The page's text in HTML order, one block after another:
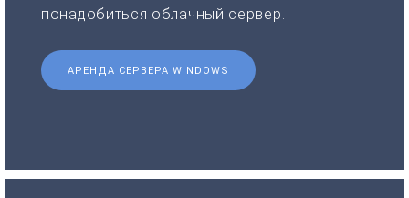
понадобиться облачный сервер.
АРЕНДА СЕРВЕРА WINDOWS